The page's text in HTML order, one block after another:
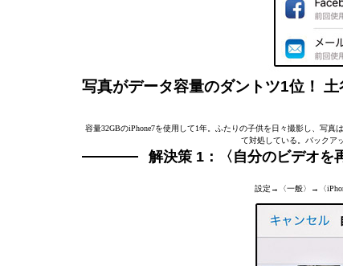
写真がデータ容量のダントツ1位！
容量32GBのiPhone7を使用して1年。ふたりの子供を日々撮影し、写
て対処している。バックア
解決策 1：〈自分のビデオを
設定→〈一般〉→〈